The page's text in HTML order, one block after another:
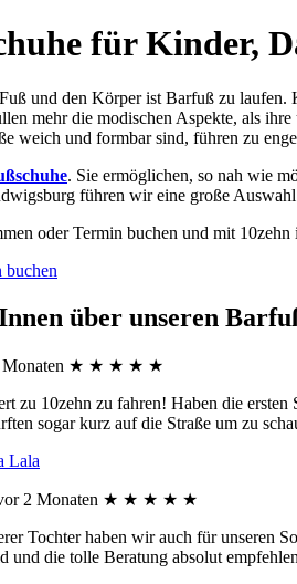
für Kinder,
und den Körper ist Barfuß zu laufen.
mehr die modischen Aspekte, als
weich und formbar sind, führen zu
. Sie ermöglichen, so nah wie
führen wir eine große
oder Termin buchen und mit 10zehn
buchen
über unseren
★ ★ ★ ★ ★
zu 10zehn zu fahren! Haben die
sogar kurz auf die Straße um zu
Lala
2 Monaten ★ ★ ★ ★ ★
Tochter haben wir auch für unseren
und die tolle Beratung absolut